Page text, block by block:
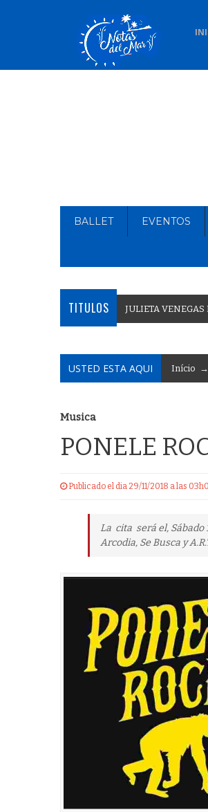
BALLET EVENTOS
TITULOS JULIETA VENEGAS
USTED ESTA AQUI Início →
Musica
PONELE
Publicado el dia 29/11/2018 a las
La cita será el, Sábado
Arcodia, Se Busca y